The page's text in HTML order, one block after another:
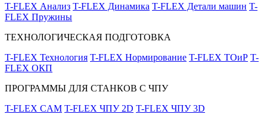
T-FLEX Анализ T-FLEX Динамика T-FLEX Детали машин T-
FLEX Пружины
ТЕХНОЛОГИЧЕСКАЯ ПОДГОТОВКА
T-FLEX Технология T-FLEX Нормирование T-FLEX ТОиР T-
FLEX ОКП
ПРОГРАММЫ ДЛЯ СТАНКОВ С ЧПУ
T-FLEX CAM T-FLEX ЧПУ 2D T-FLEX ЧПУ 3D